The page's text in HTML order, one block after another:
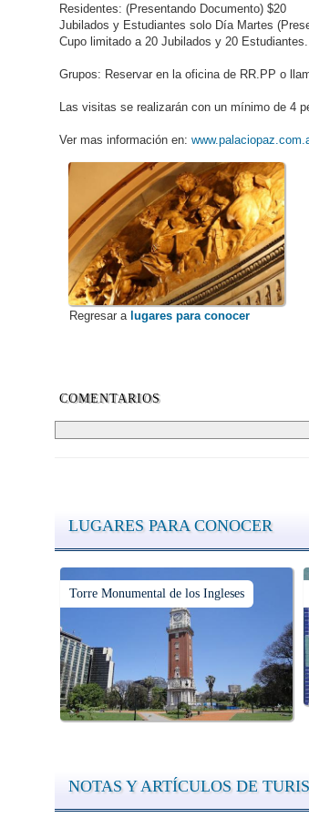
Residentes: (Presentando Documento) $20
Jubilados y Estudiantes solo Día Martes
Cupo limitado a 20 Jubilados y 20 Estudiantes.
Grupos: Reservar en la oficina de RR.PP o
Las visitas se realizarán con un mínimo de 4
Ver mas información en:
Regresar a lugares para conocer
COMENTARIOS
LUGARES PARA CONOCER
Torre Monumental de los Ingleses
NOTAS Y ARTÍCULOS DE